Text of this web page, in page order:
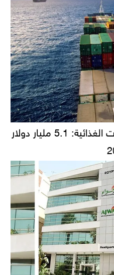
قفزة في صادرات الصناعات الغذائية: 5.1 مليار دولار